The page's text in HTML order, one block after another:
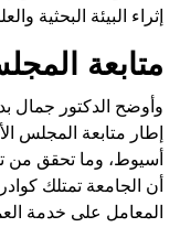
إثراء البيئة البحثية
متابعة
وأوضح الدكتور جمال
إطار متابعة المجلس
أسيوط، وما تحقق من
أن الجامعة تمتلك
المعامل على خدمة